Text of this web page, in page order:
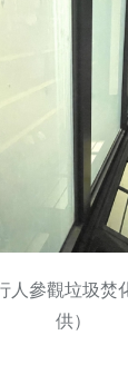
人參觀垃圾焚
供）